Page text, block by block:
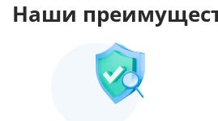
Наши